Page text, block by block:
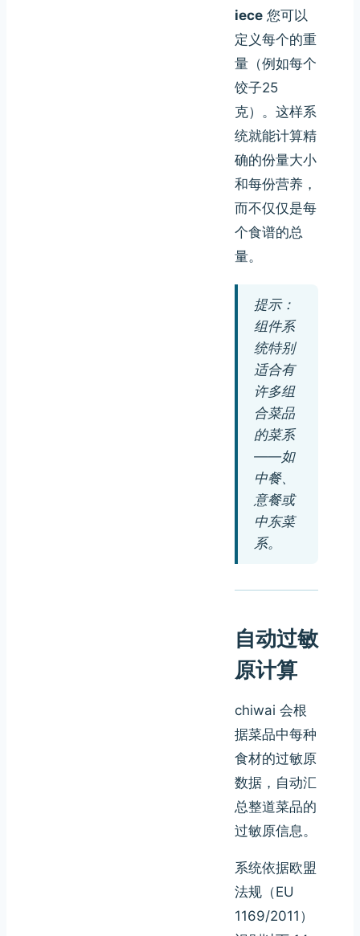
iece 您可以
定义每个的重
量（例如每个
饺子25
克）。这样系
统就能计算精
确的份量大小
和每份营养，
而不仅仅是每
个食谱的总
量。
提示：
组件系
统特别
适合有
许多组
合菜品
的菜系
——如
中餐、
意餐或
中东菜
系。
自动过敏
原计算
chiwai 会根
据菜品中每种
食材的过敏原
数据，自动汇
总整道菜品的
过敏原信息。
系统依据欧盟
法规（EU
1169/2011）